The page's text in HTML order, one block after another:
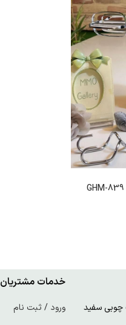
خدمات مشتریان
ورود / ثبت نام